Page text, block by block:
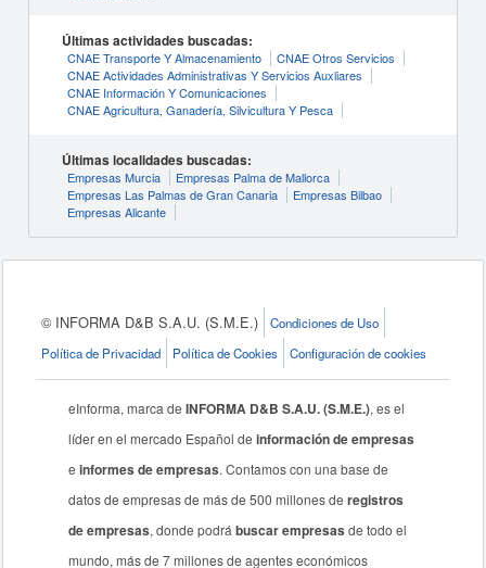
Últimas actividades buscadas:
CNAE Transporte Y Almacenamiento
CNAE Otros Servicios
CNAE Actividades Administrativas Y Servicios Auxliares
CNAE Información Y Comunicaciones
CNAE Agricultura, Ganadería, Silvicultura Y Pesca
Últimas localidades buscadas:
Empresas Murcia
Empresas Palma de Mallorca
Empresas Las Palmas de Gran Canaria
Empresas Bilbao
Empresas Alicante
© INFORMA D&B S.A.U. (S.M.E.)
Condiciones de Uso
Política de Privacidad
Política de Cookies Configuración de cookies
eInforma, marca deINFORMA D&B S.A.U. (S.M.E.), es el
líder en el mercado Español deinformación de empresas
einformes de empresas. Contamos con una base de
datos de empresas de más de 500 millones deregistros
de empresas, donde podrábuscar empresas de todo el
mundo, más de 7 millones de agentes económicos